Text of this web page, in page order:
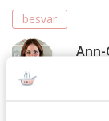
besvar
Ja,